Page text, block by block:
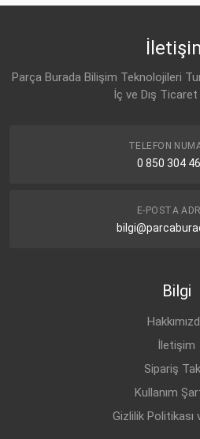
Parça Burada Bilişim Teknolojileri
İç ve Dış
TELEFON
0 850 304
E-POSTA
Bilgi
İletişim
Sipariş
Kullanım
Gizlilik Politikası